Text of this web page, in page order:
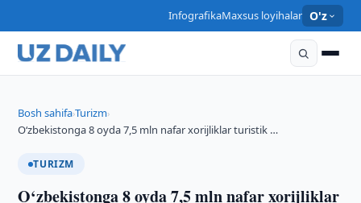
InfografikaMaxsus loyihalar O'z
Bosh sahifa›Turizm›
O‘zbekistonga 8 oyda 7,5 mln nafar xorijliklar turistik …
TURIZM
O‘zbekistonga 8 oyda 7,5 mln nafar xorijliklar